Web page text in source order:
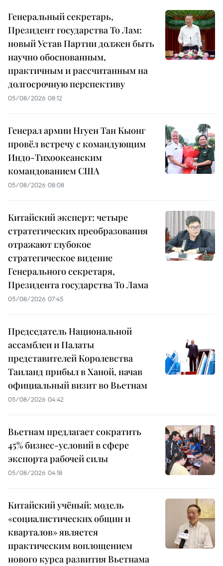
Генеральный секретарь,
Президент государства То Лам:
новый Устав Партии должен быть
научно обоснованным,
практичным и рассчитанным на
долгосрочную перспективу
05/08/2026 08:12
Генерал армии Нгуен Тан Кыонг
провёл встречу с командующим
Индо-Тихоокеанским
командованием США
05/08/2026 08:08
Китайский эксперт: четыре
стратегических преобразования
отражают глубокое
стратегическое видение
Генерального секретаря,
Президента государства То Лама
05/08/2026 07:45
Председатель Национальной
ассамблеи и Палаты
представителей Королевства
Таиланд прибыл в Ханой, начав
официальный визит во Вьетнам
05/08/2026 04:42
Вьетнам предлагает сократить
45% бизнес-условий в сфере
экспорта рабочей силы
05/08/2026 04:18
Китайский учёный: модель
«социалистических общин и
кварталов» является
практическим воплощением
нового курса развития Вьетнама